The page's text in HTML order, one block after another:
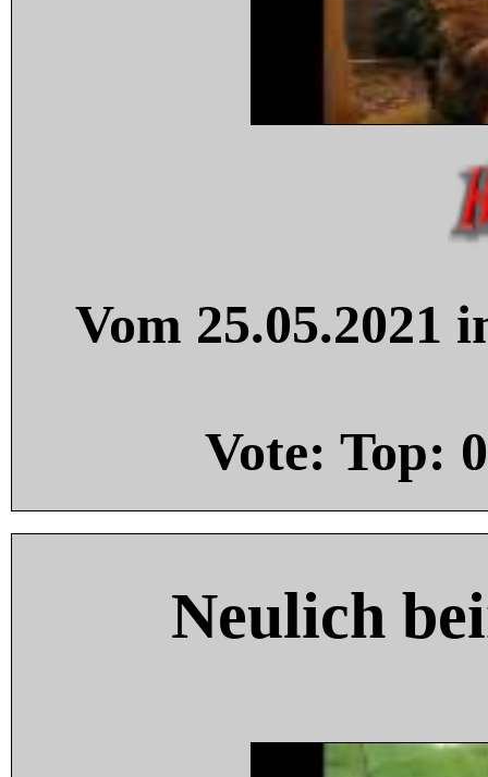
Vom 25.05.2021
Vote: Top: 0
Neulich